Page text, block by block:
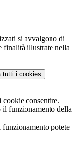
si avvalgono di
finalità illustrate nella
tutti i cookies
cookie consentire.
il funzionamento della
funzionamento potete